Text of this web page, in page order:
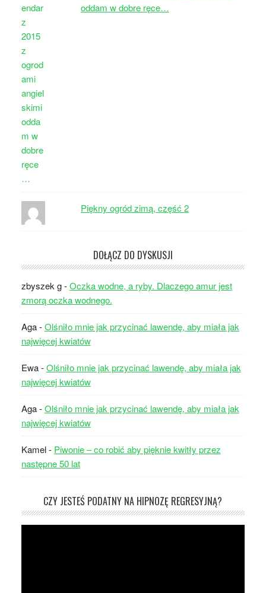
oddam w dobre ręce…
Piękny ogród zimą, część 2
DOŁĄCZ DO DYSKUSJI
zbyszek g-Oczka wodne, a ryby. Dlaczego amur jest
zmorą oczka wodnego.
Aga-Olśniło mnie jak przycinać lawendę, aby miała jak
najwięcej kwiatów
Ewa-Olśniło mnie jak przycinać lawendę, aby miała jak
najwięcej kwiatów
Aga-Olśniło mnie jak przycinać lawendę, aby miała jak
najwięcej kwiatów
Kamel- Piwonie – co robić aby pięknie kwitły przez
następne 50 lat
CZY JESTEŚ PODATNY NA HIPNOZĘ REGRESYJNĄ?